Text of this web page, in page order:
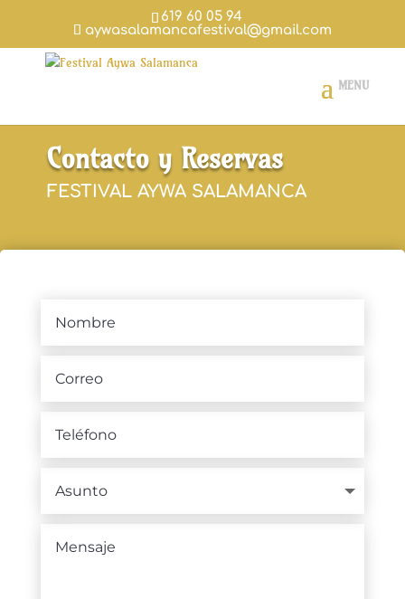
619 60 05 94
aywasalamancafestival@gmail.com
Contacto y Reservas
FESTIVAL AYWA SALAMANCA